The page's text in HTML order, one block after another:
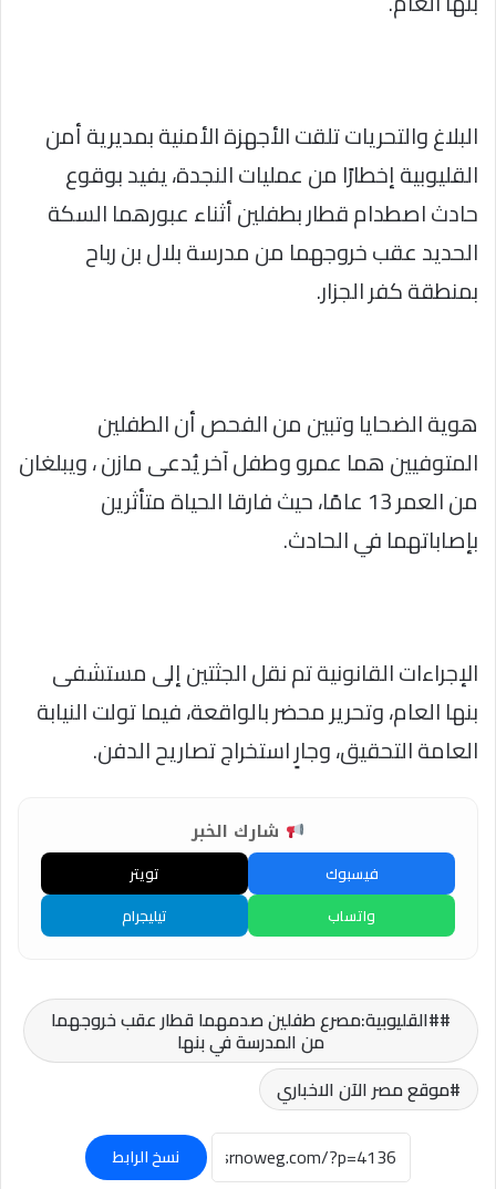
البلاغ والتحريات تلقت الأجهزة الأمنية بمديرية أمن
القليوبية إخطارًا من عمليات النجدة، يفيد بوقوع
حادث اصطدام قطار بطفلين أثناء عبورهما السكة
الحديد عقب خروجهما من مدرسة بلال بن رباح
بمنطقة كفر الجزار.
هوية الضحايا وتبين من الفحص أن الطفلين
المتوفيين هما عمرو وطفل آخر يُدعى مازن ، ويبلغان
من العمر 13 عامًا، حيث فارقا الحياة متأثرين
بإصاباتهما في الحادث.
الإجراءات القانونية تم نقل الجثتين إلى مستشفى
بنها العام، وتحرير محضر بالواقعة، فيما تولت النيابة
العامة التحقيق، وجارٍ استخراج تصاريح الدفن.
شارك الخبر
فيسبوك
تويتر
واتساب
تيليجرام
#القليوبية:مصرع طفلين صدمهما قطار عقب خروجهما
من المدرسة في بنها
موقع مصر الآن الاخباري
نسخ الرابط